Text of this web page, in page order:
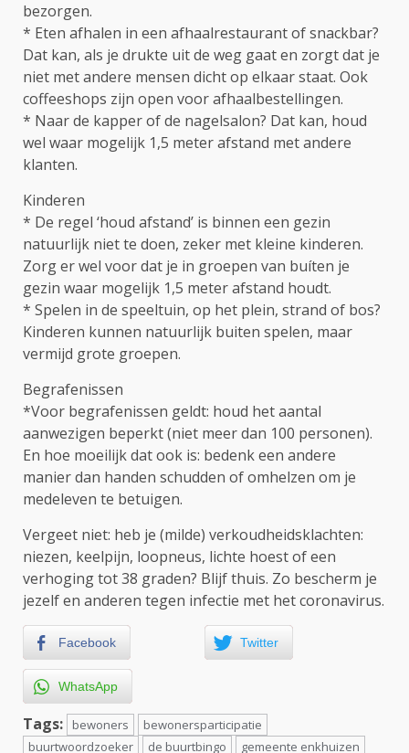
bezorgen.
* Eten afhalen in een afhaalrestaurant of snackbar?
Dat kan, als je drukte uit de weg gaat en zorgt dat je
niet met andere mensen dicht op elkaar staat. Ook
coffeeshops zijn open voor afhaalbestellingen.
* Naar de kapper of de nagelsalon? Dat kan, houd
wel waar mogelijk 1,5 meter afstand met andere
klanten.
Kinderen
* De regel ‘houd afstand’ is binnen een gezin
natuurlijk niet te doen, zeker met kleine kinderen.
Zorg er wel voor dat je in groepen van buíten je
gezin waar mogelijk 1,5 meter afstand houdt.
* Spelen in de speeltuin, op het plein, strand of bos?
Kinderen kunnen natuurlijk buiten spelen, maar
vermijd grote groepen.
Begrafenissen
*Voor begrafenissen geldt: houd het aantal
aanwezigen beperkt (niet meer dan 100 personen).
En hoe moeilijk dat ook is: bedenk een andere
manier dan handen schudden of omhelzen om je
medeleven te betuigen.
Vergeet niet: heb je (milde) verkoudheidsklachten:
niezen, keelpijn, loopneus, lichte hoest of een
verhoging tot 38 graden? Blijf thuis. Zo bescherm je
jezelf en anderen tegen infectie met het coronavirus.
Facebook Twitter
WhatsApp
Tags: bewoners
bewonersparticipatie
buurtwoordzoeker
de buurtbingo gemeente enkhuizen